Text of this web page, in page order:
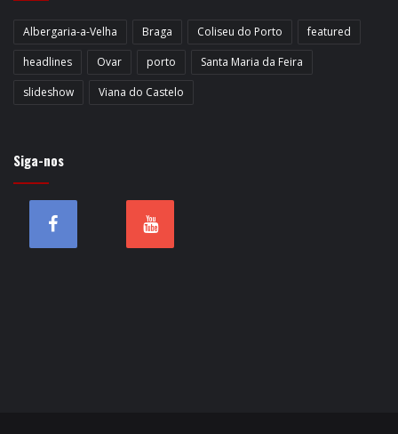
Albergaria-a-Velha Braga Coliseu do Porto
featured
headlines
Ovar porto
Santa Maria da Feira
slideshow
Viana do Castelo
Siga-nos